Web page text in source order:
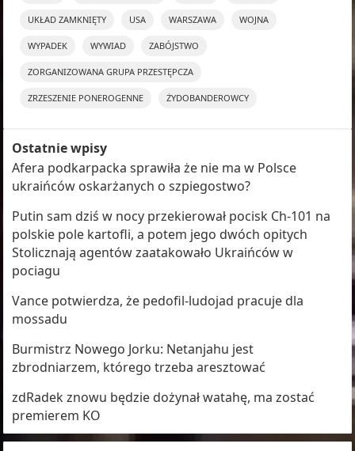
UKŁAD ZAMKNIĘTY USA WARSZAWA WOJNA
WYPADEK WYWIAD ZABÓJSTWO
ZORGANIZOWANA GRUPA PRZESTĘPCZA
ZRZESZENIE PONEROGENNE ŻYDOBANDEROWCY
Ostatnie wpisy
Afera podkarpacka sprawiła że nie ma w Polsce
ukraińców oskarżanych o szpiegostwo?
Putin sam dziś w nocy przekierował pocisk Ch-101 na
polskie pole kartofli, a potem jego dwóch opitych
Stolicznają agentów zaatakowało Ukraińców w
pociagu
Vance potwierdza, że pedofil-ludojad pracuje dla
mossadu
Burmistrz Nowego Jorku: Netanjahu jest
zbrodniarzem, którego trzeba aresztować
zdRadek znowu będzie dożynał watahę, ma zostać
premierem KO